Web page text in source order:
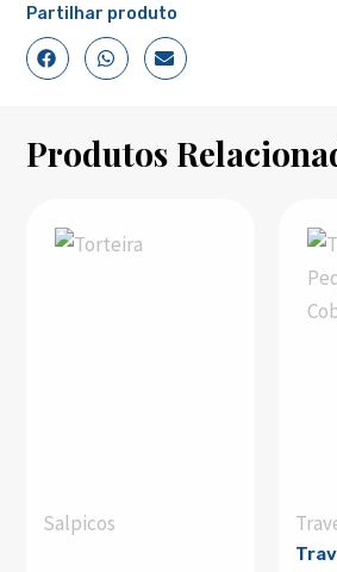
Partilhar produto
Produtos
Salpicos